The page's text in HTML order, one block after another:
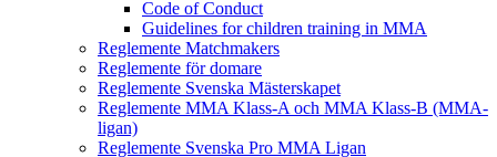
Code of Conduct
Guidelines for children training in MMA
Reglemente Matchmakers
Reglemente för domare
Reglemente Svenska Mästerskapet
Reglemente MMA Klass-A och MMA Klass-B (MMA-
ligan)
Reglemente Svenska Pro MMA Ligan